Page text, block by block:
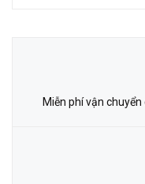
Miễn phí vận